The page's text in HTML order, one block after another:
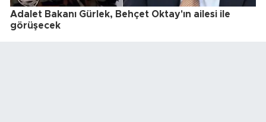
Adalet Bakanı Gürlek, Behçet Oktay'ın ailesi ile
görüşecek